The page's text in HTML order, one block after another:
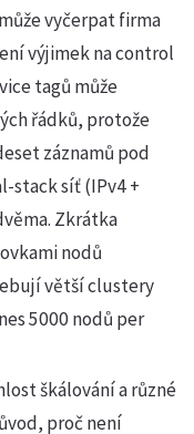
vyčerpat firma
výjimek na control
tagů může
řádků, protože
záznamů pod
stack síť (IPv4 +
Zkrátka
nodů
větší clustery
5000 nodů per
škálování a různé
proč není